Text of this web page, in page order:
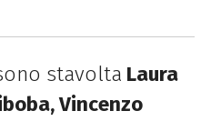
stavolta Laura
Vincenzo